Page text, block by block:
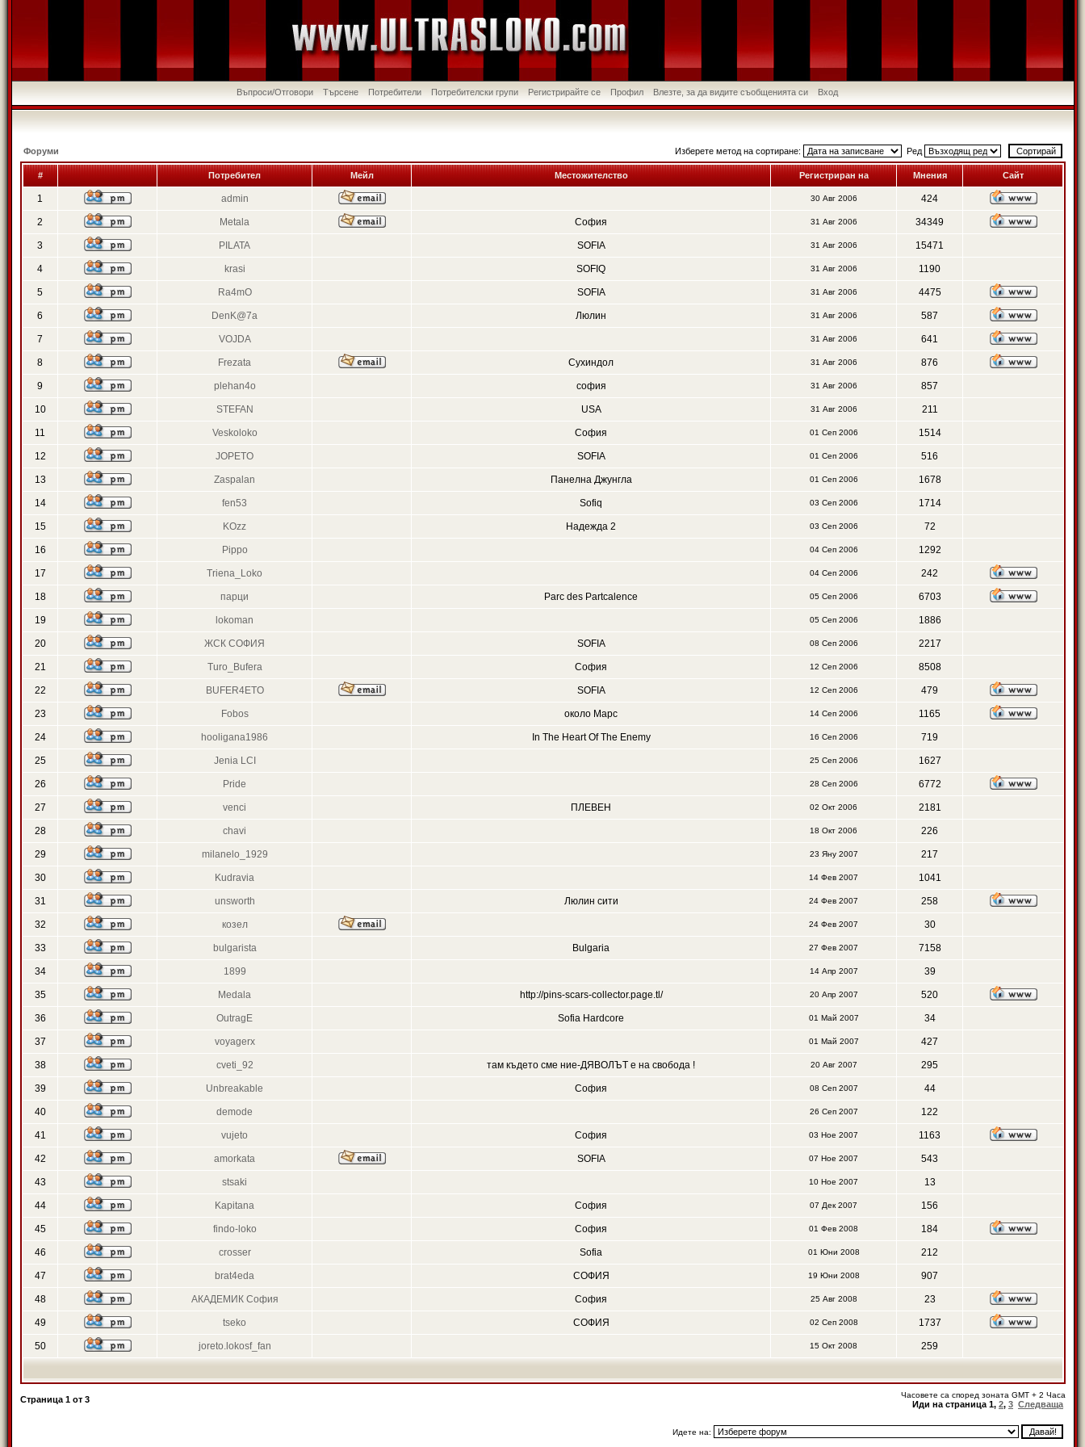
Въпроси/Отговори Търсене Потребители Потребителски групи Регистрирайте се Профил Влезте, за да видите съобщенията си Вход
Форуми Изберете метод на сортиране: Ред
# Потребител Мейл Местожителство Регистриран на Мнения Сайт
1 admin 30 Авг 2006 424
2 Metala София 31 Авг 2006 34349
3 PILATA SOFIA 31 Авг 2006 15471
4 krasi SOFIQ 31 Авг 2006 1190
5 Ra4mO SOFIA 31 Авг 2006 4475
6 DenK@7a Люлин 31 Авг 2006 587
7 VOJDA 31 Авг 2006 641
8 Frezata Сухиндол 31 Авг 2006 876
9 plehan4o софия 31 Авг 2006 857
10 STEFAN USA 31 Авг 2006 211
11 Veskoloko София 01 Сеп 2006 1514
12 JOPETO SOFIA 01 Сеп 2006 516
13 Zaspalan Панелна Джунгла 01 Сеп 2006 1678
14 fen53 Sofiq 03 Сеп 2006 1714
15 KOzz Надежда 2 03 Сеп 2006 72
16 Pippo 04 Сеп 2006 1292
17 Triena_Loko 04 Сеп 2006 242
18 парци Parc des Partcalence 05 Сеп 2006 6703
19 lokoman 05 Сеп 2006 1886
20 ЖСК СОФИЯ SOFIA 08 Сеп 2006 2217
21 Turo_Bufera София 12 Сеп 2006 8508
22 BUFER4ETO SOFIA 12 Сеп 2006 479
23 Fobos около Марс 14 Сеп 2006 1165
24 hooligana1986 In The Heart Of The Enemy 16 Сеп 2006 719
25 Jenia LCI 25 Сеп 2006 1627
26 Pride 28 Сеп 2006 6772
27 venci ПЛЕВЕН 02 Окт 2006 2181
28 chavi 18 Окт 2006 226
29 milanelo_1929 23 Яну 2007 217
30 Kudravia 14 Фев 2007 1041
31 unsworth Люлин сити 24 Фев 2007 258
32 козел 24 Фев 2007 30
33 bulgarista Bulgaria 27 Фев 2007 7158
34 1899 14 Апр 2007 39
35 Medala http://pins-scars-collector.page.tl/ 20 Апр 2007 520
36 OutragE Sofia Hardcore 01 Май 2007 34
37 voyagerx 01 Май 2007 427
38 cveti_92 там където сме ние-ДЯВОЛЪТ е на свобода ! 20 Авг 2007 295
39 Unbreakable София 08 Сеп 2007 44
40 demode 26 Сеп 2007 122
41 vujeto София 03 Ное 2007 1163
42 amorkata SOFIA 07 Ное 2007 543
43 stsaki 10 Ное 2007 13
44 Kapitana София 07 Дек 2007 156
45 findo-loko София 01 Фев 2008 184
46 crosser Sofia 01 Юни 2008 212
47 brat4eda СОФИЯ 19 Юни 2008 907
48 АКАДЕМИК София София 25 Авг 2008 23
49 tseko СОФИЯ 02 Сеп 2008 1737
50 joreto.lokosf_fan 15 Окт 2008 259
Страница 1 от 3 Часовете са според зоната GMT + 2 Часа
Иди на страница 1, 2, 3 Следваща
Идете на: